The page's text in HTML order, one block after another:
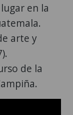
en la
arte y
de la